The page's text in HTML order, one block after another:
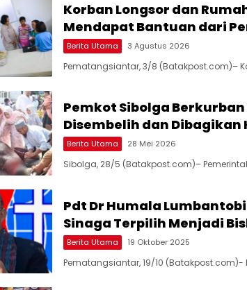
Korban Longsor dan
Mendapat Bantuan dari
Berita Utama 3 Agustus 2026
Pematangsiantar, 3/8 (Batakpost.com)–
Pemkot Sibolga Berkurban
Disembelih dan
Berita Utama 28 Mei 2026
Sibolga, 28/5 (Batakpost.com)–
Pdt Dr Humala
Sinaga Terpilih Menjadi
Berita Utama 19 Oktober 2025
Pematangsiantar, 19/10 (Batakpost.com)-